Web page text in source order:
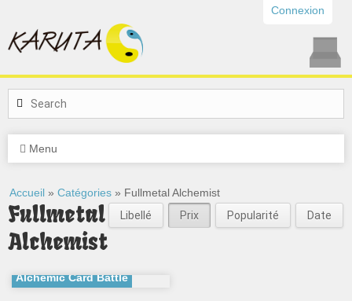
Connexion
Menu
Accueil » Catégories » Fullmetal Alchemist
Libellé
Prix Popularité Date
Fullmetal
Alchemist
Alchemic Card Battle